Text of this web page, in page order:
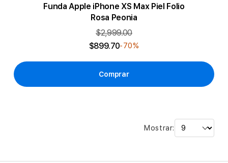
Funda Apple iPhone XS Max Piel Folio
Rosa Peonia
$2,999.00
$899.70-70%
Comprar
Mostrar: